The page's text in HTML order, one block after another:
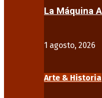
La Máquina
1 agosto, 2026
Arte & Historia